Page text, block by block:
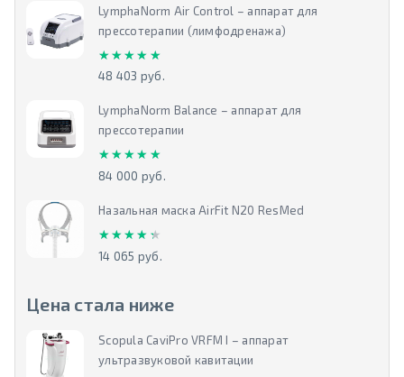
LymphaNorm Air Control – аппарат для
прессотерапии (лимфодренажа)
★★★★★
★★★★★
48 403 руб.
LymphaNorm Balance – аппарат для
прессотерапии
★★★★★
★★★★★
84 000 руб.
Назальная маска AirFit N20 ResMed
★★★★★
★★★★★
14 065 руб.
Цена стала ниже
Scopula CaviPro VRFM I – аппарат
ультразвуковой кавитации